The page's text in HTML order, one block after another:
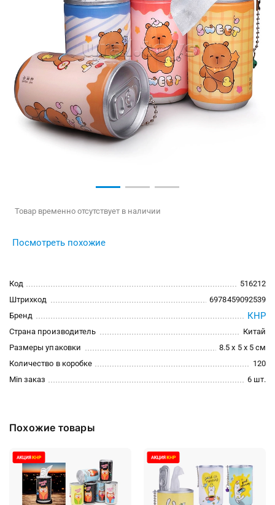
Товар временно отсутствует в наличии
Посмотреть похожие
Код
516212
Штрихкод
6978459092539
Бренд
КНР
Страна производитель
Китай
Размеры упаковки
8.5 x 5 x 5 см
Количество в коробке
120
Min заказ
6 шт.
Похожие товары